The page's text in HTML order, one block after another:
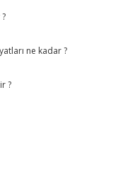
ne kadar ?
?